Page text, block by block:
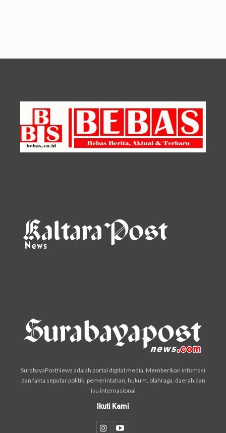
SurabayaPostNews adalah portal digital media. Memberikan infomasi
dan fakta seputar politik, pemerintahan, hukum, olahraga, daerah dan
isu internasional
Ikuti Kami